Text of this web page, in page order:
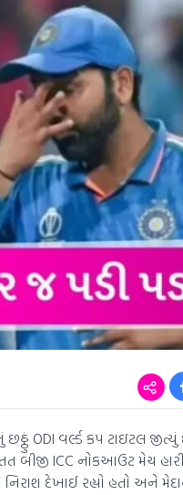
ODI વર્લ્ડ કપ ટાઇટલ
બીજી ICC નોકઆઉટ મેચ
દેખાઈ રહ્યો હતો અને